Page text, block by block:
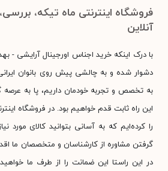
فروشگاه اینترنتی ماه تیکه،
آنلاین
با درک اینکه خرید اجناس اورجینال آرایشی -
دشوار شده و به چالشی پیش روی بانوان
به تخصص و تجربه خودمان داریم، پا به
این راه ثابت قدم خواهیم بود. در فروشگاه
را کرده‌ایم که به آسانی بتوانید کالای مورد
گرفتن مشاوره از کارشناسان و متخصصان ما
در این راستا این ضمانت را از طرف ما